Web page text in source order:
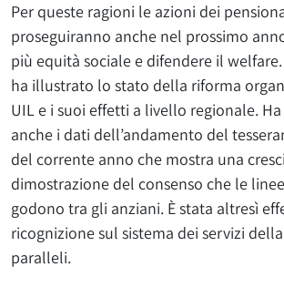
Per queste ragioni le azioni dei
proseguiranno anche nel prossimo
più equità sociale e difendere il
ha illustrato lo stato della riforma
UIL e i suoi effetti a livello regionale.
anche i dati dell’andamento del
del corrente anno che mostra una
dimostrazione del consenso che le
godono tra gli anziani. È stata altresì
ricognizione sul sistema dei servizi
paralleli.